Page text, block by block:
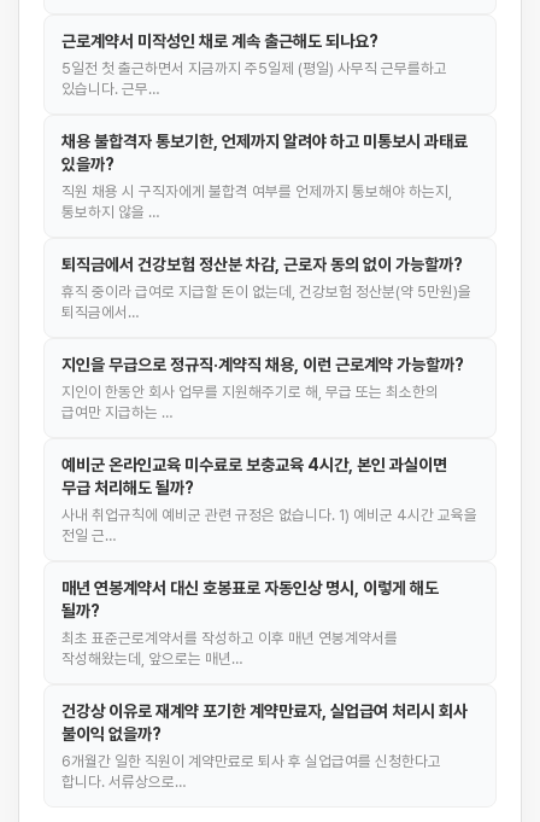
근로계약서 미작성인 채로 계속 출근해도 되나요?
5일전 첫 출근하면서 지금까지 주5일제 (평일) 사무직 근무를하고
있습니다. 근무…
채용 불합격자 통보기한, 언제까지 알려야 하고 미통보시 과태료
있을까?
직원 채용 시 구직자에게 불합격 여부를 언제까지 통보해야 하는지,
통보하지 않을 …
퇴직금에서 건강보험 정산분 차감, 근로자 동의 없이 가능할까?
휴직 중이라 급여로 지급할 돈이 없는데, 건강보험 정산분(약 5만원)을
퇴직금에서…
지인을 무급으로 정규직·계약직 채용, 이런 근로계약 가능할까?
지인이 한동안 회사 업무를 지원해주기로 해, 무급 또는 최소한의
급여만 지급하는 …
예비군 온라인교육 미수료로 보충교육 4시간, 본인 과실이면
무급 처리해도 될까?
사내 취업규칙에 예비군 관련 규정은 없습니다. 1) 예비군 4시간 교육을
전일 근…
매년 연봉계약서 대신 호봉표로 자동인상 명시, 이렇게 해도
될까?
최초 표준근로계약서를 작성하고 이후 매년 연봉계약서를
작성해왔는데, 앞으로는 매년…
건강상 이유로 재계약 포기한 계약만료자, 실업급여 처리시 회사
불이익 없을까?
6개월간 일한 직원이 계약만료로 퇴사 후 실업급여를 신청한다고
합니다. 서류상으로…